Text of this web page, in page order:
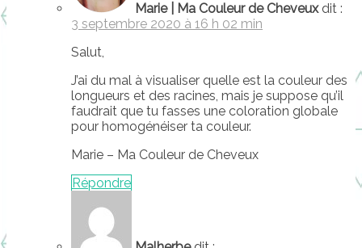
Marie | Ma Couleur de Cheveux dit :
3 septembre 2020 à 16 h 02 min
Salut,
J’ai du mal à visualiser quelle est la couleur des
longueurs et des racines, mais je suppose qu’il
faudrait que tu fasses une coloration globale
pour homogénéiser ta couleur.
Marie – Ma Couleur de Cheveux
Répondre